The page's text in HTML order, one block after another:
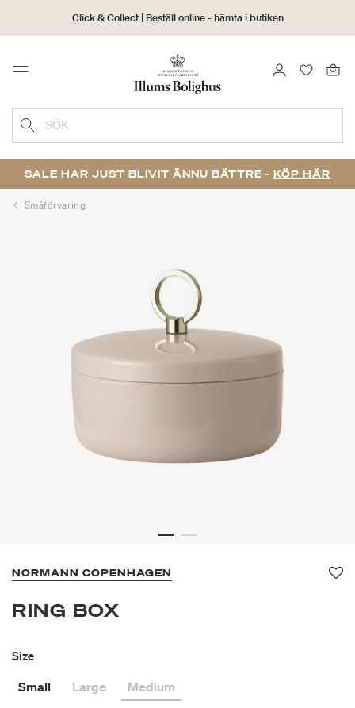
Click & Collect | Beställ online - hämta i butiken
30 dagars returrätt
Menu LOGGA IN
SÖK
SALE HAR JUST BLIVIT ÄNNU BÄTTRE - KÖP HÄR
Småförvaring
NORMANN COPENHAGEN
RING BOX
Size
Small
Large Medium